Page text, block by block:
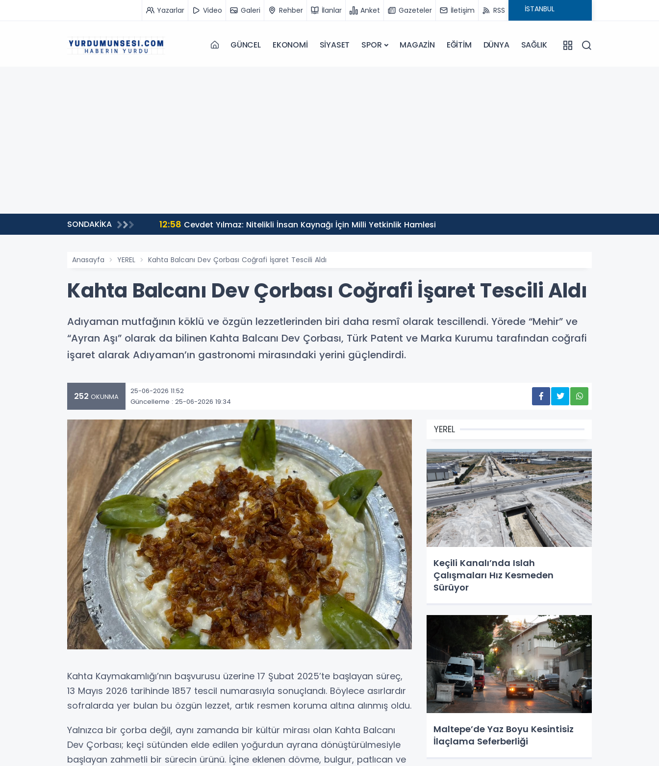
Yazarlar Video Galeri Rehber İlanlar Anket Gazeteler İletişim RSS
GÜNCEL EKONOMİ SİYASET SPOR MAGAZİN EĞİTİM DÜNYA SAĞLIK
SONDAKİKA 12:58 Cevdet Yılmaz: Nitelikli İnsan Kaynağı İçin Milli Yetkinlik Hamlesi
Anasayfa YEREL Kahta Balcanı Dev Çorbası Coğrafi İşaret Tescili Aldı
Kahta Balcanı Dev Çorbası Coğrafi İşaret Tescili Aldı
Adıyaman mutfağının köklü ve özgün lezzetlerinden biri daha resmî olarak tescillendi. Yörede “Mehir” ve
“Ayran Aşı” olarak da bilinen Kahta Balcanı Dev Çorbası, Türk Patent ve Marka Kurumu tarafından coğrafi
işaret alarak Adıyaman’ın gastronomi mirasındaki yerini güçlendirdi.
252 OKUNMA
25-06-2026 11:52
Güncelleme : 25-06-2026 19:34
Kahta Kaymakamlığı’nın başvurusu üzerine 17 Şubat 2025’te başlayan süreç,
13 Mayıs 2026 tarihinde 1857 tescil numarasıyla sonuçlandı. Böylece asırlardır
sofralarda yer bulan bu özgün lezzet, artık resmen koruma altına alınmış oldu.
Yalnızca bir çorba değil, aynı zamanda bir kültür mirası olan Kahta Balcanı
Dev Çorbası; keçi sütünden elde edilen yoğurdun ayrana dönüştürülmesiyle
başlayan zahmetli bir sürecin ürünü. İçine eklenen dövme, bulgur, patlıcan ve
YEREL
Keçili Kanalı’nda Islah
Çalışmaları Hız Kesmeden
Sürüyor
Maltepe’de Yaz Boyu Kesintisiz
İlaçlama Seferberliği